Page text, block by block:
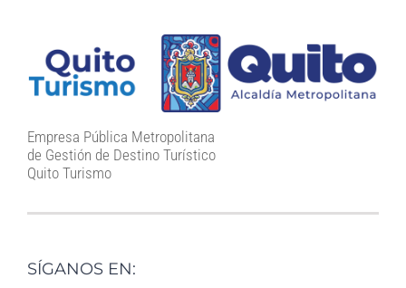
Empresa Pública Metropolitana
de Gestión de Destino Turístico
Quito Turismo
SÍGANOS EN: